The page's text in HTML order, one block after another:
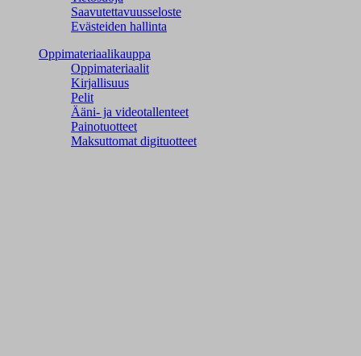
Saavutettavuusseloste
Evästeiden hallinta
Oppimateriaalikauppa
Oppimateriaalit
Kirjallisuus
Pelit
Ääni- ja videotallenteet
Painotuotteet
Maksuttomat digituotteet